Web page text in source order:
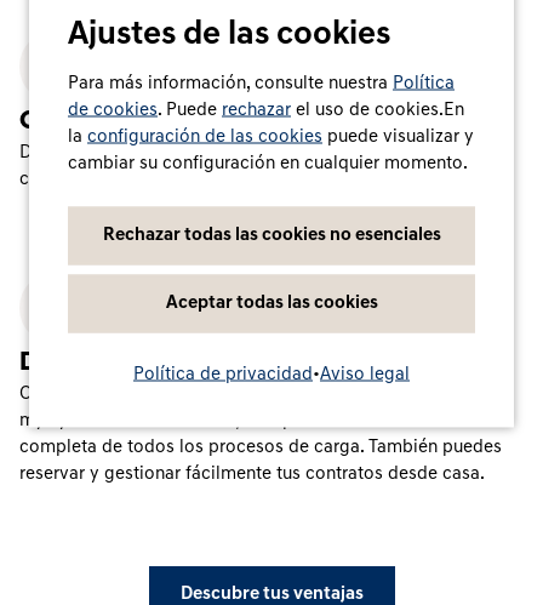
Comodidad de carga total
Disfruta de la movilidad eléctrica sin esfuerzo: con un
contrato, una tarjeta y un acceso.
De un vistazo
Comprueba su uso y tus facturas en línea en el portal Charge
myHyundai. De este modo, siempre tendrá una visión
completa de todos los procesos de carga. También puedes
reservar y gestionar fácilmente tus contratos desde casa.
Descubre tus ventajas
Ajustes de las cookies
Para más información, consulte nuestra Política
de cookies. Puede rechazar el uso de cookies.En
la configuración de las cookies puede visualizar y
cambiar su configuración en cualquier momento.
Rechazar todas las cookies no esenciales
Aceptar todas las cookies
Política de privacidad •Aviso legal